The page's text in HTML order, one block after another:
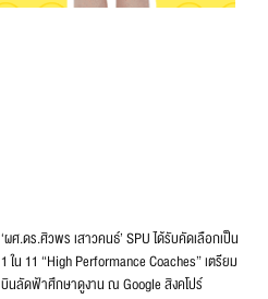
‘ผศ.ดร.ศิวพร เสาวคนธ์’ SPU ได้รับคัดเลือกเป็น
1 ใน 11 “High Performance Coaches” เตรียม
บินลัดฟ้าศึกษาดูงาน ณ Google สิงคโปร์